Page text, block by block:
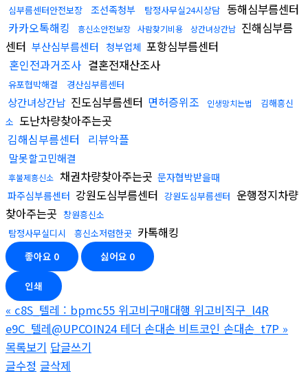
심부름센터안전보장 조선족청부 탐정사무실24시상담 동해심부름센터
카카오톡해킹
흥신소안전보장 사람찾기비용 상간녀상간남 진해심부름
센터 부산심부름센터 청부업체 포항심부름센터
혼인전과거조사 결혼전재산조사
유포협박해결 경산심부름센터
상간녀상간남 진도심부름센터 면허증위조 인생망치는법
김해흥신
소 도난차량찾아주는곳
김해심부름센터
리뷰악플
말못할고민해결
후불제흥신소 채권차량찾아주는곳 문자협박받을때
파주심부름센터 강원도심부름센터 강원도심부름센터 운행정지차량
찾아주는곳 창원흥신소
탐정사무실디시
흥신소저렴한곳 카톡해킹
좋아요 0 싫어요 0
인쇄
« c8S_텔레 : bpmc55 위고비구매대행 위고비직구_l4R
e9C_텔레@UPCOIN24 테더 손대손 비트코인 손대손_t7P »
목록보기 답글쓰기
글수정 글삭제